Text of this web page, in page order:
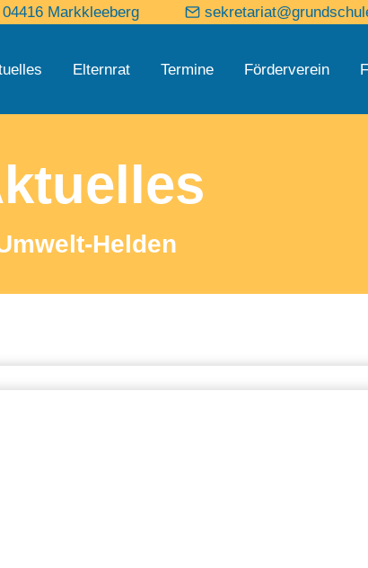
Markkleeberg
Elternrat Termine Förderverein
Helden